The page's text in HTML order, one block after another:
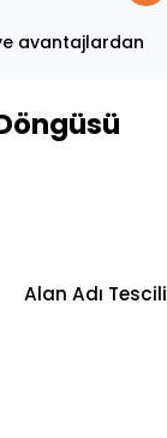
avantajlardan
Alan Adı Tescili